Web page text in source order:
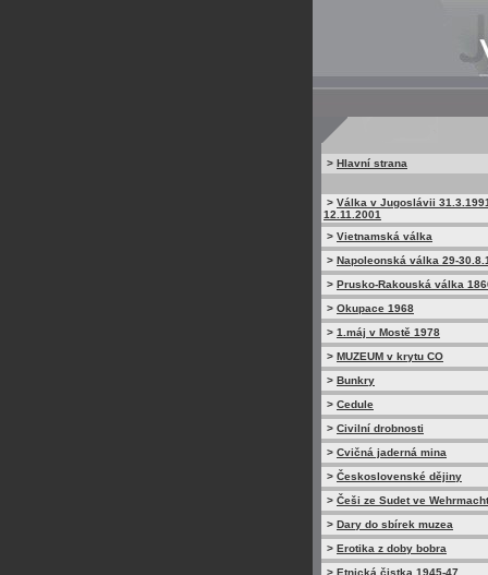
> Hlavní strana
> Válka v Jugoslávii
12.11.2001
> Vietnamská válka
> Napoleonská válka 29-
> Prusko-Rakouská válka
> Okupace 1968
> 1.máj v Mostě 1978
> MUZEUM v krytu CO
> Bunkry
> Cedule
> Civilní drobnosti
> Cvičná jaderná mina
> Československé dějiny
> Češi ze Sudet ve
> Dary do sbírek muzea
> Erotika z doby bobra
> Etnická čistka 1945-47